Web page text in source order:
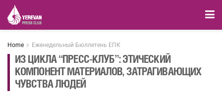
Home Еженедельный Бюллетень ЕПК
ИЗ ЦИКЛА “ПРЕСС-КЛУБ”: ЭТИЧЕСКИЙ
КОМПОНЕНТ МАТЕРИАЛОВ, ЗАТРАГИВАЮЩИХ
ЧУВСТВА ЛЮДЕЙ